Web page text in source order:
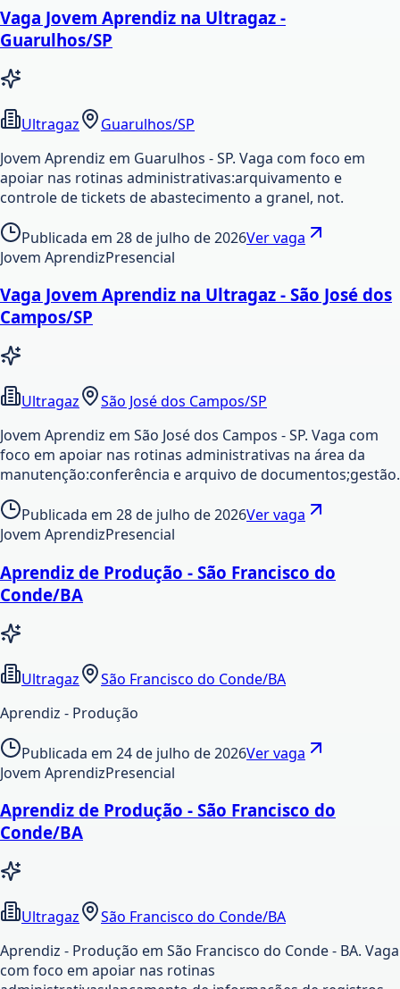
Vaga Jovem Aprendiz na Ultragaz -
Guarulhos/SP
Ultragaz
Guarulhos/SP
Jovem Aprendiz em Guarulhos - SP. Vaga com foco em
apoiar nas rotinas administrativas:arquivamento e
controle de tickets de abastecimento a granel, not.
Publicada em 28 de julho de 2026Ver vaga
Jovem AprendizPresencial
Vaga Jovem Aprendiz na Ultragaz - São José dos
Campos/SP
Ultragaz
São José dos Campos/SP
Jovem Aprendiz em São José dos Campos - SP. Vaga com
foco em apoiar nas rotinas administrativas na área da
manutenção:conferência e arquivo de documentos;gestão.
Publicada em 28 de julho de 2026Ver vaga
Jovem AprendizPresencial
Aprendiz de Produção - São Francisco do
Conde/BA
Ultragaz
São Francisco do Conde/BA
Aprendiz - Produção
Publicada em 24 de julho de 2026Ver vaga
Jovem AprendizPresencial
Aprendiz de Produção - São Francisco do
Conde/BA
Ultragaz
São Francisco do Conde/BA
Aprendiz - Produção em São Francisco do Conde - BA. Vaga
com foco em apoiar nas rotinas